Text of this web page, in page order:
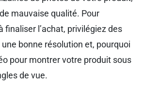
mauvaise qualité. Pour
finaliser l’achat, privilégiez des
bonne résolution et, pourquoi
pour montrer votre produit sous
de vue.